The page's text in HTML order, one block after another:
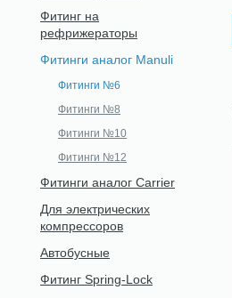
Фитинг на
рефрижераторы
Фитинги аналог Manuli
Фитинги №6
Фитинги №8
Фитинги №10
Фитинги №12
Фитинги аналог Carrier
Для электрических
компрессоров
Автобусные
Фитинг Spring-Lock